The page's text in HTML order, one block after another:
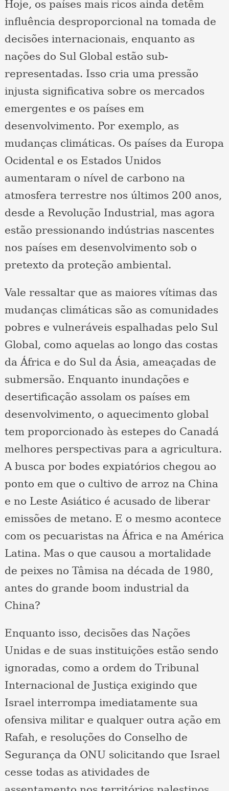
Hoje, os países mais ricos ainda detêm
influência desproporcional na tomada de
decisões internacionais, enquanto as
nações do Sul Global estão sub-
representadas. Isso cria uma pressão
injusta significativa sobre os mercados
emergentes e os países em
desenvolvimento. Por exemplo, as
mudanças climáticas. Os países da Europa
Ocidental e os Estados Unidos
aumentaram o nível de carbono na
atmosfera terrestre nos últimos 200 anos,
desde a Revolução Industrial, mas agora
estão pressionando indústrias nascentes
nos países em desenvolvimento sob o
pretexto da proteção ambiental.
Vale ressaltar que as maiores vítimas das
mudanças climáticas são as comunidades
pobres e vulneráveis ​​espalhadas pelo Sul
Global, como aquelas ao longo das costas
da África e do Sul da Ásia, ameaçadas de
submersão. Enquanto inundações e
desertificação assolam os países em
desenvolvimento, o aquecimento global
tem proporcionado às estepes do Canadá
melhores perspectivas para a agricultura.
A busca por bodes expiatórios chegou ao
ponto em que o cultivo de arroz na China
e no Leste Asiático é acusado de liberar
emissões de metano. E o mesmo acontece
com os pecuaristas na África e na América
Latina. Mas o que causou a mortalidade
de peixes no Tâmisa na década de 1980,
antes do grande boom industrial da
China?
Enquanto isso, decisões das Nações
Unidas e de suas instituições estão sendo
ignoradas, como a ordem do Tribunal
Internacional de Justiça exigindo que
Israel interrompa imediatamente sua
ofensiva militar e qualquer outra ação em
Rafah, e resoluções do Conselho de
Segurança da ONU solicitando que Israel
cesse todas as atividades de